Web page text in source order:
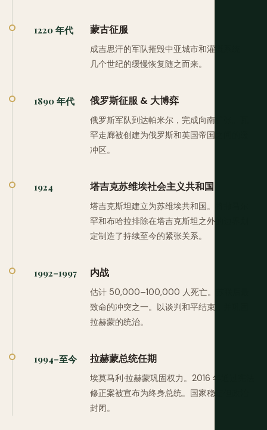
1220 年代 蒙古征服
成吉思汗的军队摧毁中亚城市和灌溉系统。
几个世纪的缓慢恢复随之而来。
1890 年代 俄罗斯征服 & 大博弈
俄罗斯军队到达帕米尔，完成向南扩张。瓦
罕走廊被创建为俄罗斯和英国帝国之间的缓
冲区。
1924 塔吉克苏维埃社会主义共和国
塔吉克斯坦建立为苏维埃共和国。将撒马尔
罕和布哈拉排除在塔吉克斯坦之外的边界划
定制造了持续至今的紧张关系。
1992–1997 内战
估计 50,000–100,000 人死亡。苏联后最
致命的冲突之一。以谈判和平结束，并巩固
拉赫蒙的统治。
1994–至今 拉赫蒙总统任期
埃莫马利·拉赫蒙巩固权力。2016 年通过宪法
修正案被宣布为终身总统。国家稳定但政治
封闭。